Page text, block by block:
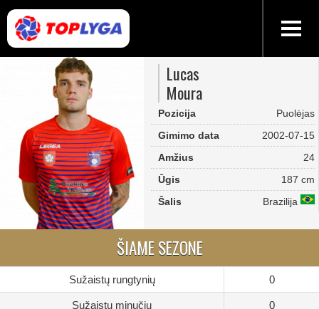
Lucas
Moura
Pozicija
Puolėjas
Gimimo data
2002-07-15
Amžius
24
Ūgis
187 cm
Šalis
Brazilija
ŠIAME SEZONE
Sužaistų rungtynių 0
Sužaistų minučių 0